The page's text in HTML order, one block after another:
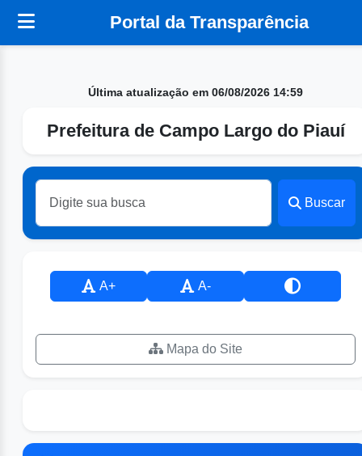
Portal da Transparência
Última atualização em 06/08/2026 14:59
Prefeitura de Campo Largo do Piauí
Buscar
A+ A-
Mapa do Site